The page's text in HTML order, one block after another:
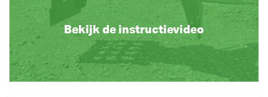
Bekijk de instructievideo